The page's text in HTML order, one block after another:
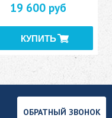
19 600 руб
ОБРАТНЫЙ ЗВОНОК